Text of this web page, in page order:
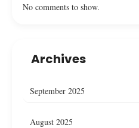
No comments to show.
Archives
September 2025
August 2025